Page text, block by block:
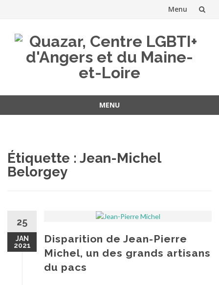
Menu
contenu
MENU
Étiquette : Jean-Michel
Belorgey
25
JAN
2021
Disparition de Jean-Pierre
Michel, un des grands artisans
du pacs